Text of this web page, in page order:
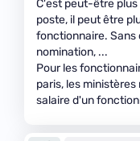
C'est peut-être
poste, il peut être
fonctionnaire. Sans
nomination, ...
Pour les
paris, les
salaire d'un